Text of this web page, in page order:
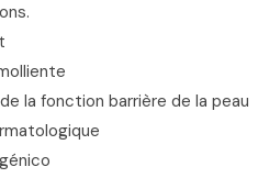
la fonction barrière de la peau